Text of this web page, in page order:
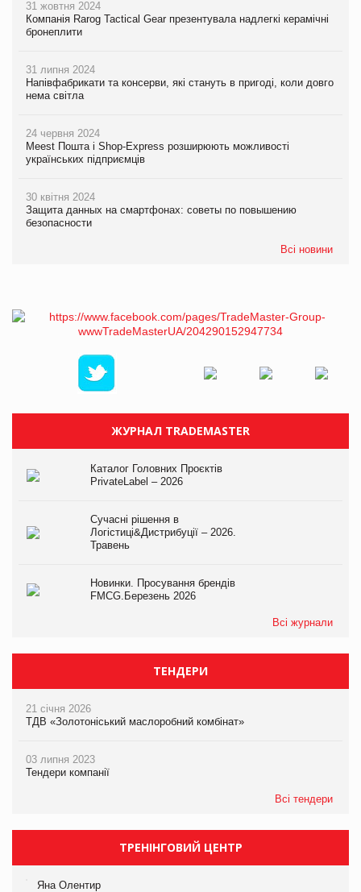
31 жовтня 2024
Компанія Rarog Tactical Gear презентувала надлегкі керамічні
бронеплити
31 липня 2024
Напівфабрикати та консерви, які стануть в пригоді, коли довго
нема світла
24 червня 2024
Meest Пошта і Shop-Express розширюють можливості
українських підприємців
30 квітня 2024
Защита данных на смартфонах: советы по повышению
безопасности
Всі новини
ЖУРНАЛ TRADEMASTER
Каталог Головних Проєктів
PrivateLabel – 2026
Сучасні рішення в
Логістиці&Дистрибуції – 2026.
Травень
Новинки. Просування брендів
FMCG.Березень 2026
Всі журнали
ТЕНДЕРИ
21 січня 2026
ТДВ «Золотоніський маслоробний комбінат»
03 липня 2023
Тендери компанії
Всі тендери
ТРЕНІНГОВИЙ ЦЕНТР
Яна Олентир